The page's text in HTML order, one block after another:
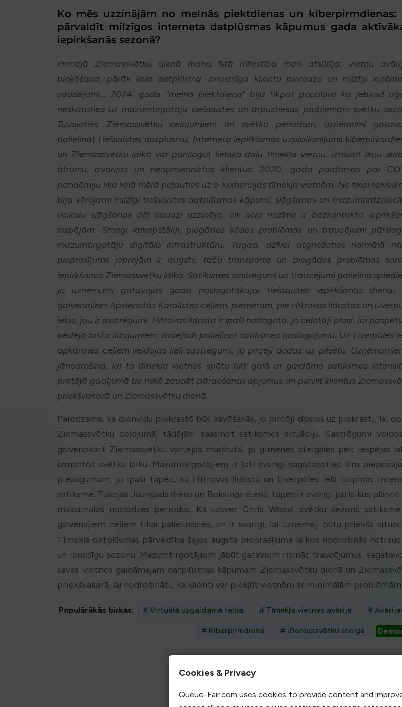
Ko mēs uzzinājām no melnās piektdienas un kiberpirmdienas:
pārvaldīt milzīgos interneta datplūsmas kāpumus gada
iepirkšanās sezonā?
Pirmajā Ziemassvētku dienā mana īstā mīlestība man atsūtīja: vietņu
bloķēšana, pārāk liela datplūsma, briesmīga klientu pieredze un milzīgi
zaudējumi... 2024. gada "melnā piektdiena" bija tikpat populāra kā jebkad
neskatoties uz mazumtirgotāju tiešsaistes un ārpustiesas problēmām svētku
Tuvojoties Ziemassvētku ceļojumiem un svētku periodam, uzņēmumi
palielināt tiešsaistes datplūsmu. Interneta iepirkšanās uzplaiksnījums
un Ziemassvētku laikā var pārslogot lielāko daļu tīmekļa vietņu, izraisot lēnu
ātrumu, avārijas un neapmierinātus klientus. 2020. gada pārdomas par
pandēmiju lika lielā mērā paļauties uz e-komercijas tīmekļa vietnēm. Ne tikai
bija vērojami milzīgi tiešsaistes datplūsmas kāpumi; slēgšanas un
veikalu slēgšanas dēļ daudzi uzzināja, cik liela nozīme ir bezkontakta
iespējām. Smagi laikapstākļi, piegādes ķēdes problēmas un traucējumi
mazumtirgotāju digitālo infrastruktūru. Tagad, dzīvei atgriežoties normālā
pieprasījums joprojām ir augsts, taču transporta un piegādes problēmas
iepirkšanos Ziemassvētku laikā. Satiksmes sastrēgumi un traucējumi palielina
jo uzņēmumi gatavojas gada noslogotākajai tiešsaistes iepirkšanās dienai.
galvenajiem Apvienotās Karalistes ceļiem, piemēram, pie Hītrovas lidostas un
ielas, jau ir sastrēgumi. Hītrovas lidosta ir īpaši noslogota, jo ceļotāji plūst, lai
pēdējā brīža lidojumiem, tādējādi palielinot satiksmes noslogojumu. Uz Liverpūles
apkārtnes ceļiem veidojas lieli sastrēgumi, jo pircēji dodas uz pilsētu.
jānodrošina, lai to tīmekļa vietnes spētu tikt galā ar gaidāmo satiksmes
pretējā gadījumā tie riskē zaudēt pārdošanas apjomus un pievilt klientus
priekšvakarā un Ziemassvētku dienā.
Paredzams, ka dienvidu piekrastē būs kavēšanās, jo pircēji dosies uz piekrasti, lai
Ziemassvētku ceļojumā, tādējādi saasinot satiksmes situāciju. Sastrēgumi
galvenokārt Ziemassvētku vārtejas maršrutā, jo ģimenes steigsies pēc iespējas
izmantot svētku laiku. Mazumtirgotājiem ir ļoti svarīgi sagatavoties šim
pieaugumam, jo īpaši tāpēc, ka Hītrovas lidostā un Liverpūles ielā turpinās
satiksme. Tuvojas Jaungada diena un Boksinga diena, tāpēc ir svarīgi jau laikus plānot
maksimālās noslodzes periodus. Kā uzsver Chris Wood, svētku sezonā
galvenajiem ceļiem tikai palielināsies, un ir svarīgi, lai uzņēmēji būtu priekšā
Tīmekļa datplūsmas pārvaldība šajos augsta pieprasījuma laikos nodrošinās
un ienesīgu sezonu. Mazumtirgotājiem jābūt gataviem risināt traucējumus,
savas vietnes gaidāmajam datplūsmas kāpumam Ziemassvētku dienā un
priekšvakarā, lai nodrošinātu, ka klienti var piekļūt vietnēm ar minimālām problēmām.
Populārākās birkas: # Virtuālā uzgaidāmā telpa # Tīmekļa vietnes avārija #
# Kiberpirmdiena # Ziemassvētku steiga
Sākt - BEZMAKSAS neierobežotas jaudas virtuālā
Cookies & Privacy
Queue-Fair.com uses cookies to provide content and